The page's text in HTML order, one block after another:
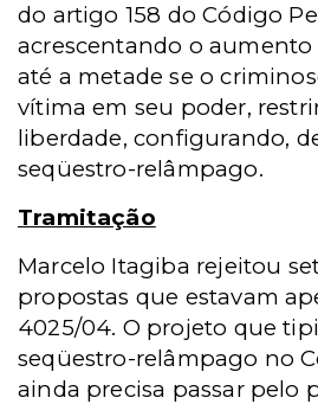
do artigo 158 do Código
acrescentando o aumento
até a metade se o
vítima em seu poder,
liberdade, configurando,
seqüestro-relâmpago.
Tramitação
Marcelo Itagiba rejeitou
propostas que estavam
4025/04. O projeto que
seqüestro-relâmpago no
ainda precisa passar pelo